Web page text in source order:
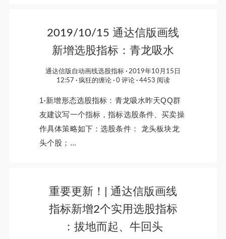
2019/10/15 通达信版画线
新增选股指标：青龙吸水
通达信版自动画线选股指标
2019年10月15日
12:57
疯狂的缠论 0 评论 4453 阅读
1-新增形态选股指标：青龙吸水昨天QQ群
友建议写一个指标，指标选股条件、买卖操
作具体策略如下：选股条件： 龙头板块龙
头个股；...
重要更新！| 通达信版画线
指标新增2个实用选股指标
：拔地而起、牛回头